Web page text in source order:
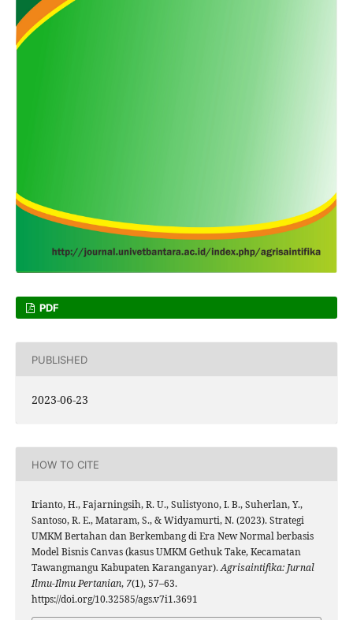
PDF
PUBLISHED
2023-06-23
HOW TO CITE
Irianto, H., Fajarningsih, R. U., Sulistyono, I. B., Suherlan, Y.,
Santoso, R. E., Mataram, S., & Widyamurti, N. (2023). Strategi
UMKM Bertahan dan Berkembang di Era New Normal berbasis
Model Bisnis Canvas (kasus UMKM Gethuk Take, Kecamatan
Tawangmangu Kabupaten Karanganyar).Agrisaintifika: Jurnal
Ilmu-Ilmu Pertanian, 7(1), 57–63.
https://doi.org/10.32585/ags.v7i1.3691